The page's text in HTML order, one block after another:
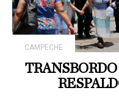
CAMPECHE